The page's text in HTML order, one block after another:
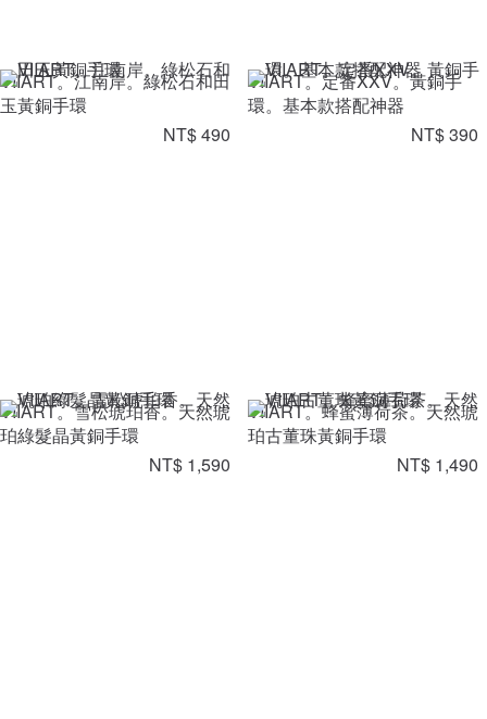
VIIART。江南岸。綠松石和田
玉黃銅手環
NT$ 490
VIIART。定番XXV。黃銅手
環。基本款搭配神器
NT$ 390
VIIART。雪松琥珀香。天然琥
珀綠髮晶黃銅手環
NT$ 1,590
VIIART。蜂蜜薄荷茶。天然琥
珀古董珠黃銅手環
NT$ 1,490